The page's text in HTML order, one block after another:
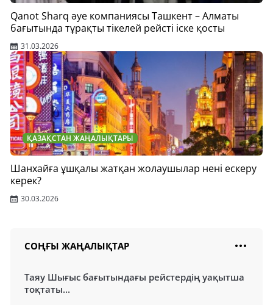
Qanot Sharq әуе компаниясы Ташкент – Алматы
бағытында тұрақты тікелей рейсті іске қосты
31.03.2026
ҚАЗАҚСТАН ЖАҢАЛЫҚТАРЫ
Шанхайға ұшқалы жатқан жолаушылар нені ескеру
керек?
30.03.2026
СОҢҒЫ ЖАҢАЛЫҚТАР
Таяу Шығыс бағытындағы рейстердің уақытша
тоқтаты...